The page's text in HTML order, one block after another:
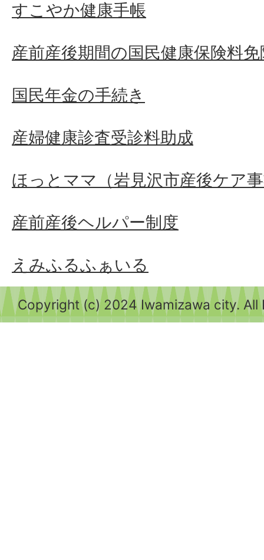
すこやか健康手帳
産前産後期間の国民健康保険料免
国民年金の手続き
産婦健康診査受診料助成
ほっとママ（岩見沢市産後ケア
産前産後ヘルパー制度
えみふるふぁいる
Copyright (c) 2024 Iwamizawa city. All